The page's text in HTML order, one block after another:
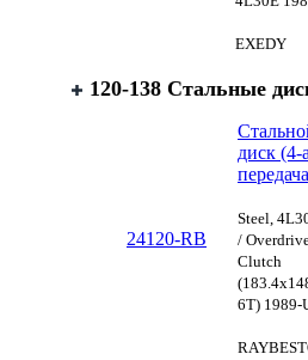
EXEDY
120-138 Стальные
24120-RB
диск (4-
Steel,
/
Clutch
6T) 1989-